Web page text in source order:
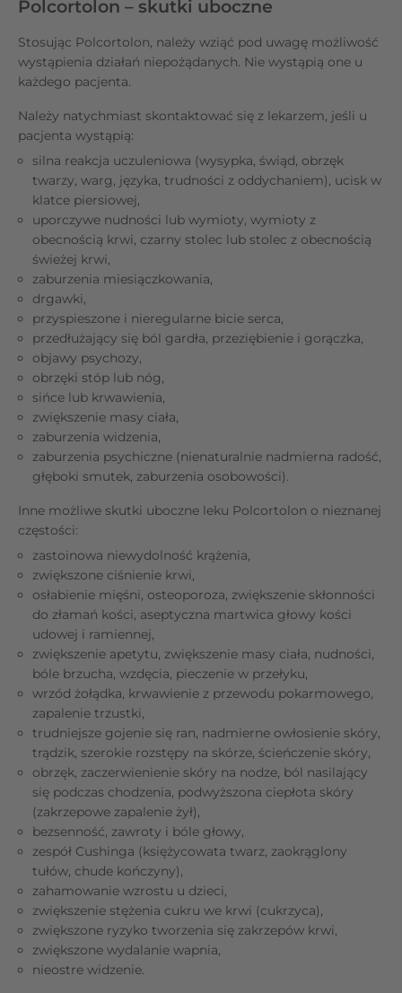
Polcortolon – skutki uboczne
Stosując Polcortolon, należy wziąć pod uwagę możliwość
wystąpienia działań niepożądanych. Nie wystąpią one u
każdego pacjenta.
Należy natychmiast skontaktować się z lekarzem, jeśli u
pacjenta wystąpią:
silna reakcja uczuleniowa (wysypka, świąd, obrzęk
twarzy, warg, języka, trudności z oddychaniem), ucisk w
klatce piersiowej,
uporczywe nudności lub wymioty, wymioty z
obecnością krwi, czarny stolec lub stolec z obecnością
świeżej krwi,
zaburzenia miesiączkowania,
drgawki,
przyspieszone i nieregularne bicie serca,
przedłużający się ból gardła, przeziębienie i gorączka,
objawy psychozy,
obrzęki stóp lub nóg,
sińce lub krwawienia,
zwiększenie masy ciała,
zaburzenia widzenia,
zaburzenia psychiczne (nienaturalnie nadmierna radość,
głęboki smutek, zaburzenia osobowości).
Inne możliwe skutki uboczne leku Polcortolon o nieznanej
częstości:
zastoinowa niewydolność krążenia,
zwiększone ciśnienie krwi,
osłabienie mięśni, osteoporoza, zwiększenie skłonności
do złamań kości, aseptyczna martwica głowy kości
udowej i ramiennej,
zwiększenie apetytu, zwiększenie masy ciała, nudności,
bóle brzucha, wzdęcia, pieczenie w przełyku,
wrzód żołądka, krwawienie z przewodu pokarmowego,
zapalenie trzustki,
trudniejsze gojenie się ran, nadmierne owłosienie skóry,
trądzik, szerokie rozstępy na skórze, ścieńczenie skóry,
obrzęk, zaczerwienienie skóry na nodze, ból nasilający
się podczas chodzenia, podwyższona ciepłota skóry
(zakrzepowe zapalenie żył),
bezsenność, zawroty i bóle głowy,
zespół Cushinga (księżycowata twarz, zaokrąglony
tułów, chude kończyny),
zahamowanie wzrostu u dzieci,
zwiększenie stężenia cukru we krwi (cukrzyca),
zwiększone ryzyko tworzenia się zakrzepów krwi,
zwiększone wydalanie wapnia,
nieostre widzenie.